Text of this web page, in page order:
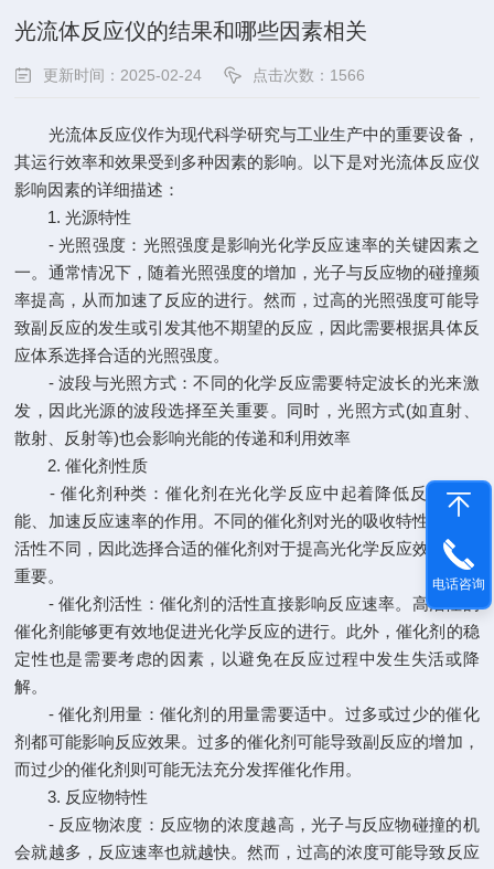
光流体反应仪的结果和哪些因素相关
更新时间：2025-02-24 点击次数：1566
光流体反应仪作为现代科学研究与工业生产中的重要设备，
其运行效率和效果受到多种因素的影响。以下是对光流体反应仪
影响因素的详细描述：
1. 光源特性
- 光照强度：光照强度是影响光化学反应速率的关键因素之
一。通常情况下，随着光照强度的增加，光子与反应物的碰撞频
率提高，从而加速了反应的进行。然而，过高的光照强度可能导
致副反应的发生或引发其他不期望的反应，因此需要根据具体反
应体系选择合适的光照强度。
- 波段与光照方式：不同的化学反应需要特定波长的光来激
发，因此光源的波段选择至关重要。同时，光照方式(如直射、
散射、反射等)也会影响光能的传递和利用效率
2. 催化剂性质
- 催化剂种类：催化剂在光化学反应中起着降低反应活化
能、加速反应速率的作用。不同的催化剂对光的吸收特性和反应
活性不同，因此选择合适的催化剂对于提高光化学反应效率至关
重要。
- 催化剂活性：催化剂的活性直接影响反应速率。高活性的
催化剂能够更有效地促进光化学反应的进行。此外，催化剂的稳
定性也是需要考虑的因素，以避免在反应过程中发生失活或降
解。
- 催化剂用量：催化剂的用量需要适中。过多或过少的催化
剂都可能影响反应效果。过多的催化剂可能导致副反应的增加，
而过少的催化剂则可能无法充分发挥催化作用。
3. 反应物特性
- 反应物浓度：反应物的浓度越高，光子与反应物碰撞的机
会就越多，反应速率也就越快。然而，过高的浓度可能导致反应
电话咨询